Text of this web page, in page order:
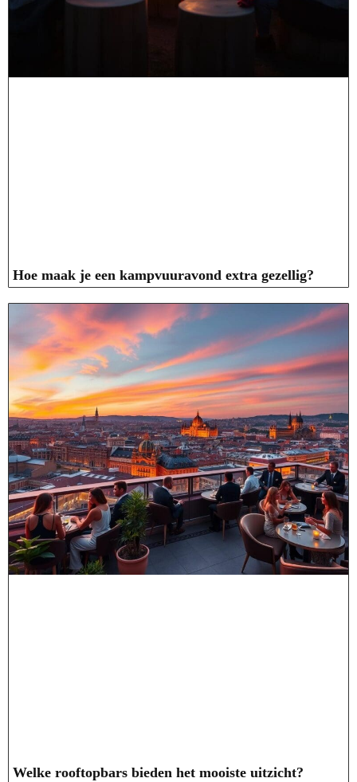
Hoe maak je een kampvuuravond extra gezellig?
Welke rooftopbars bieden het mooiste uitzicht?